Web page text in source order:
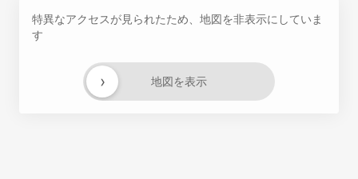
特異なアクセスが見られたため、地図を非表示にしていま
す
地図を表示
›